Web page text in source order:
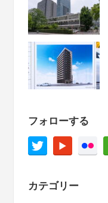
フォローする
カテゴリー